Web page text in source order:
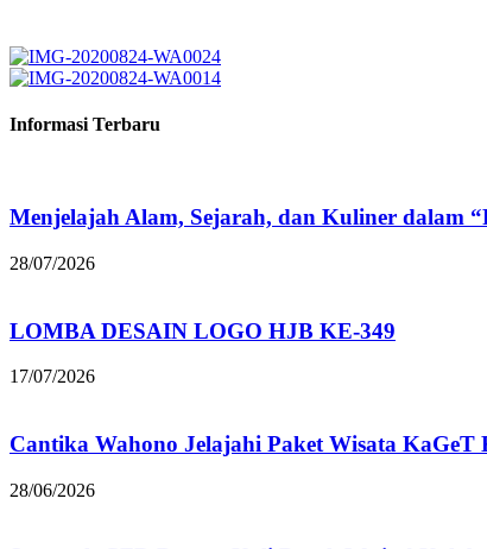
Informasi Terbaru
Menjelajah Alam, Sejarah, dan Kuliner dalam
28/07/2026
LOMBA DESAIN LOGO HJB KE-349
17/07/2026
Cantika Wahono Jelajahi Paket Wisata KaGeT
28/06/2026